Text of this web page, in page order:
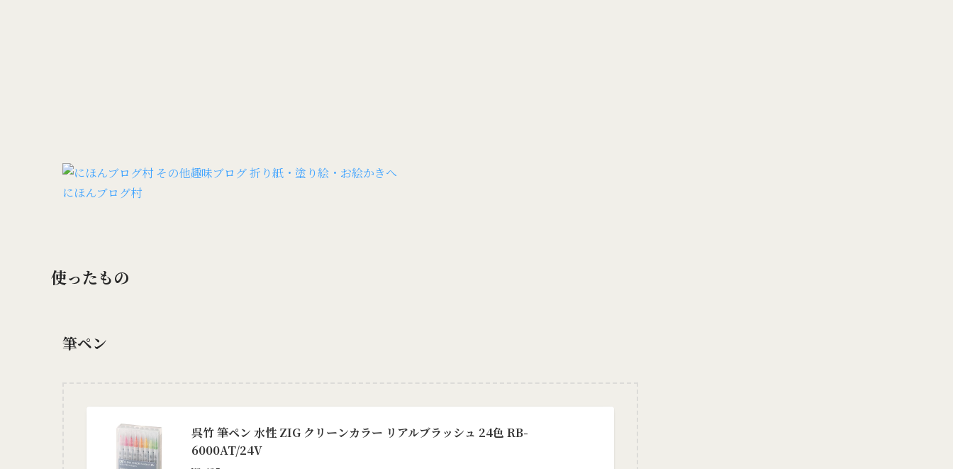
にほんブログ村
使ったもの
筆ペン
呉竹 筆ペン 水性 ZIG クリーンカラー リアルブラッシュ 24色 RB-
6000AT/24V